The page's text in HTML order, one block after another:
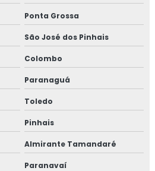
Ponta Grossa
São José dos Pinhais
Colombo
Paranaguá
Toledo
Pinhais
Almirante Tamandaré
Paranavaí